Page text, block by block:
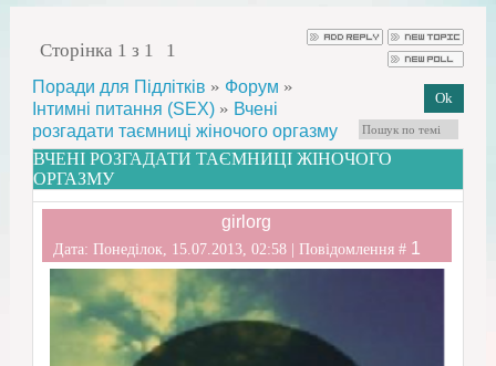
Сторінка 1 з 1 1
Поради для Підлітків » Форум »
Інтимні питання (SEX) » Вчені
розгадати таємниці жіночого оргазму
ВЧЕНІ РОЗГАДАТИ ТАЄМНИЦІ ЖІНОЧОГО
ОРГАЗМУ
girlorg
Дата: Понеділок, 15.07.2013, 02:58 | Повідомлення # 1